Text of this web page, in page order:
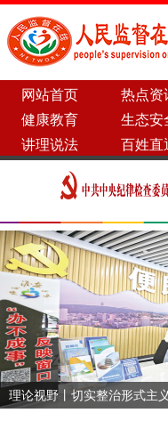
网站首页 热点资
健康教育
生态安
讲理说法
百姓直
理论视野丨切实整治形式主